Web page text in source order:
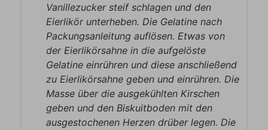
Vanillezucker steif schlagen und den
Eierlikör unterheben. Die Gelatine nach
Packungsanleitung auflösen. Etwas von
der Eierlikörsahne in die aufgelöste
Gelatine einrühren und diese anschließend
zu Eierlikörsahne geben und einrühren. Die
Masse über die ausgekühlten Kirschen
geben und den Biskuitboden mit den
ausgestochenen Herzen drüber legen. Die